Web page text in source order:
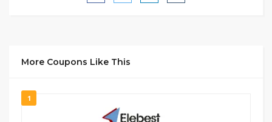
More Coupons Like This
1